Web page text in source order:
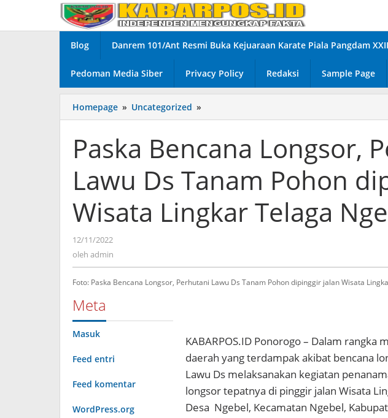
konten
Blog Danrem 101/Ant Resmi Buka Kejuaraan Karate Piala Pangdam
Pedoman Media Siber Privacy Policy Redaksi Sample Page
Homepage » Uncategorized »
Bencana
Perhutani
Lawu
Tanam
dipinggir
jalan
Paska Bencana Longsor,
Lawu Ds Tanam Pohon
Wisata Lingkar Telaga
12/11/2022
oleh admin
Foto: Paska Bencana Longsor, Perhutani Lawu Ds Tanam Pohon dipinggir jalan Wisata
Meta
Masuk
Feed entri
Feed komentar
WordPress.org
KABARPOS.ID Ponorogo – Dalam rangka
daerah yang terdampak akibat bencana
Lawu Ds melaksanakan kegiatan
longsor tepatnya di pinggir jalan Wisata
Desa Ngebel, Kecamatan Ngebel,